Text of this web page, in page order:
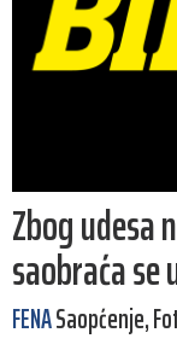
Zbog udesa
saobraća se
FENASaopćenje,